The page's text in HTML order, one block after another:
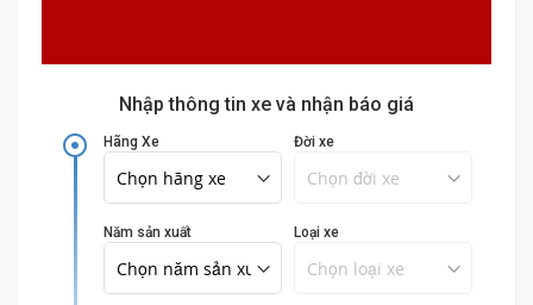
Nhập thông tin xe và nhận báo giá
adjust Hãng Xe Đời xe
Năm sản xuất Loại xe